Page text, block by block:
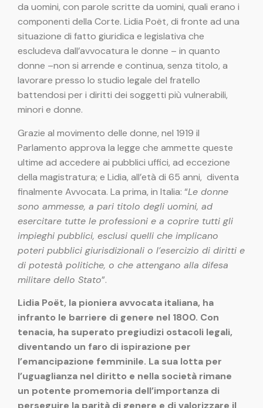
da uomini, con parole scritte da uomini, quali erano i
componenti della Corte. Lidia Poët, di fronte ad una
situazione di fatto giuridica e legislativa che
escludeva dall’avvocatura le donne – in quanto
donne –non si arrende e continua, senza titolo, a
lavorare presso lo studio legale del fratello
battendosi per i diritti dei soggetti più vulnerabili,
minori e donne.
Grazie al movimento delle donne, nel 1919 il
Parlamento approva la legge che ammette queste
ultime ad accedere ai pubblici uffici, ad eccezione
della magistratura; e Lidia, all’età di 65 anni, diventa
finalmente Avvocata. La prima, in Italia: “Le donne
sono ammesse, a pari titolo degli uomini, ad
esercitare tutte le professioni e a coprire tutti gli
impieghi pubblici, esclusi quelli che implicano
poteri pubblici giurisdizionali o l’esercizio di diritti e
di potestà politiche, o che attengano alla difesa
militare dello Stato”.
Lidia Poët, la pioniera avvocata italiana, ha
infranto le barriere di genere nel 1800. Con
tenacia, ha superato pregiudizi ostacoli legali,
diventando un faro di ispirazione per
l’emancipazione femminile. La sua lotta per
l’uguaglianza nel diritto e nella società rimane
un potente promemoria dell’importanza di
perseguire la parità di genere e di valorizzare il